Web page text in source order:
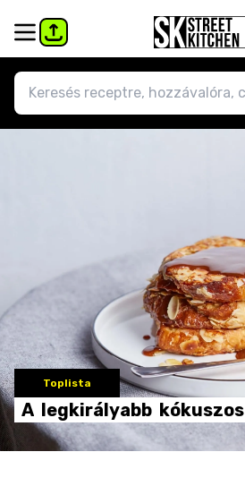
Toplista
A legkirályabb kókuszos